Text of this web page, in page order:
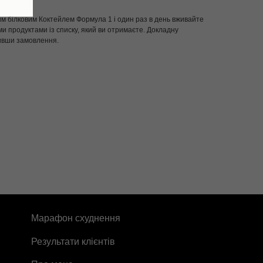
білковим Коктейлем Формула 1 і один раз в день вживайте
продуктами із списку, який ви отримаєте. Докладну
замовлення.
Марафон схуднення
Результати клієнтів